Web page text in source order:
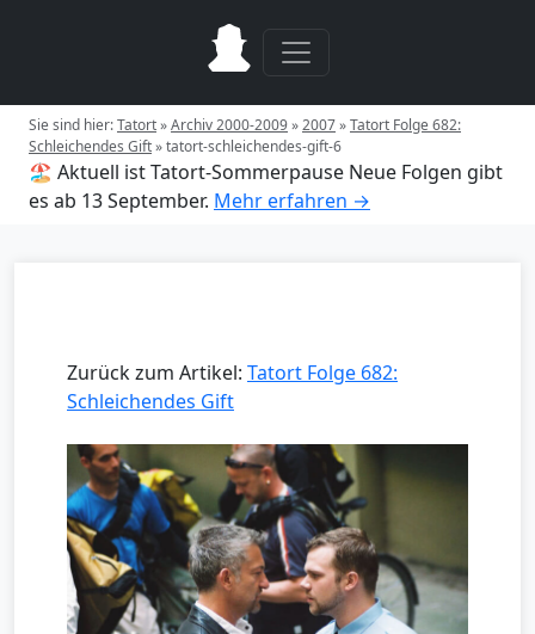
Sie sind hier:Tatort»Archiv 2000-2009»2007»Tatort Folge 682:
Schleichendes Gift»tatort-schleichendes-gift-6
🏖️ Aktuell ist Tatort-Sommerpause Neue Folgen gibt
es ab 13 September. Mehr erfahren →
Zurück zum Artikel: Tatort Folge 682:
Schleichendes Gift